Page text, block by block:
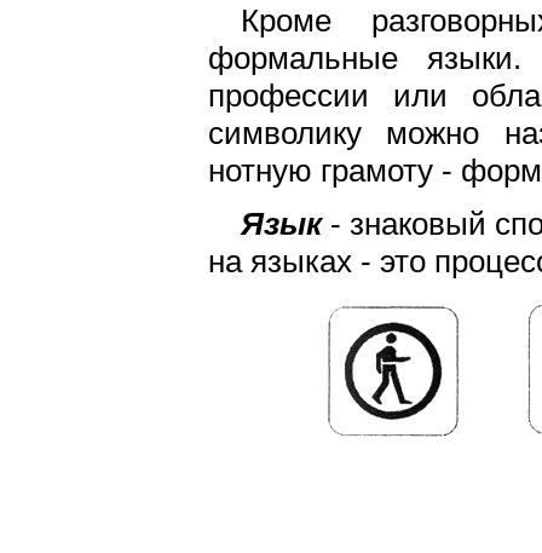
Кроме
формальные языки.
профессии или
символику можно
нотную грамоту -
Язык- знаковый
на языках - это